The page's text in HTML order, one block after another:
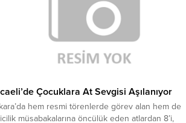
Çocuklara At Sevgisi Aşılanıyor
hem resmi törenlerde görev alan hem de
müsabakalarına öncülük eden atlardan 8’i,